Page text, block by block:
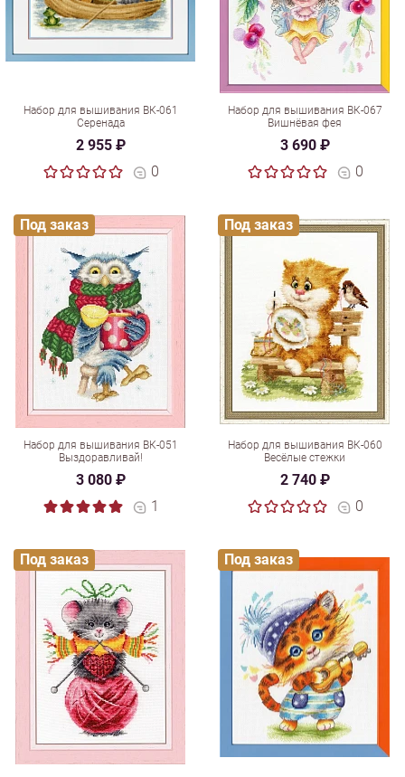
Набор для вышивания ВК-061
Серенада
2 955 ₽
0
Набор для вышивания ВК-067
Вишнёвая фея
3 690 ₽
0
Набор для вышивания ВК-051
Выздоравливай!
3 080 ₽
1
Под заказ
Набор для вышивания ВК-060
Весёлые стежки
2 740 ₽
0
Под заказ
Под заказ Под заказ